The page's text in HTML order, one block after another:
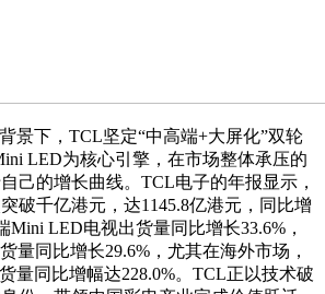
景下，TCL坚定“中高端+大屏化”双轮
LED为核心引擎，在市场整体承压的
己的增长曲线。TCL电子的年报显示，
破千亿港元，达1145.8亿港元，同比增
Mini LED电视出货量同比增长33.6%，
量同比增长29.6%，尤其在海外市场，
量同比增幅达228.0%。TCL正以技术破